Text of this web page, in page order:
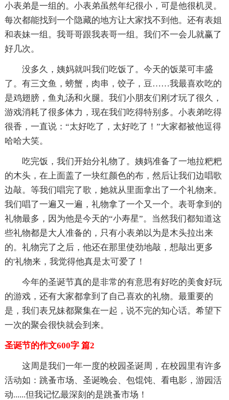
小表弟是一组的。小表弟虽然年纪很小，可是他很机灵。
每次都能找到一个隐藏的地方让大家找不到他。还有表姐
和表妹一组。我哥哥跟我表哥一组。我们不一会儿就赢了
好几次。
没多久，姨妈就叫我们吃饭了。今天的饭菜可丰盛
了。有三文鱼，螃蟹，肉串，饺子，豆……我最喜欢吃的
是鸡翅膀，鱼丸汤和火腿。我们小朋友们刚才玩了很久，
游戏消耗了很多体力，现在我们吃得特别多。小表弟吃得
很香，一直说：“太好吃了，太好吃了！”大家都被他逗得
哈哈大笑。
吃完饭，我们开始分礼物了。姨妈准备了一地拉粑粑
的木头，在上面盖了一块红颜色的布，然后让我们边唱歌
边敲。等我们唱完了歌，她就从里面拿出了一个礼物来。
我们唱了一遍又一遍，礼物拿了一个又一个。表哥拿到的
礼物最多，因为他是今天的“小寿星”。当然我们都知道这
些礼物都是大人准备的，只有小表弟以为是木头拉出来
的。礼物完了之后，他还在那里使劲地敲，想敲出更多
的'礼物来，我觉得他真是太可爱了！
今年的圣诞节真的是非常的有意思有好吃的美食好玩
的游戏，还有大家都拿到了自己喜欢的礼物。最重要的
是，我们表兄妹都聚集在一起，说不完的知心话。希望下
一次的聚会很快就会到来。
圣诞节的作文600字 篇2
这周是我们一年一度的校园圣诞周，在校园里有许多
活动如：跳蚤市场、圣诞晚会、包馄饨、看电影，游园活
动......但我记忆最深刻的是跳蚤市场！